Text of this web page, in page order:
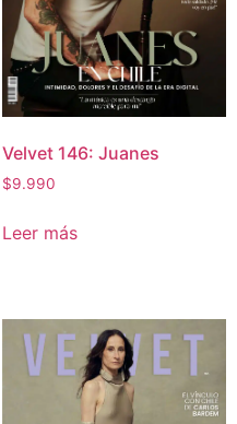
Velvet 146: Juanes
$9.990
Leer más